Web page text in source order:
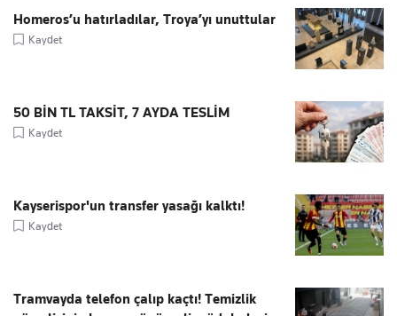
Homeros’u hatırladılar, Troya’yı unuttular
Kaydet
50 BİN TL TAKSİT, 7 AYDA TESLİM
Kaydet
Kayserispor'un transfer yasağı kalktı!
Kaydet
Tramvayda telefon çalıp kaçtı! Temizlik